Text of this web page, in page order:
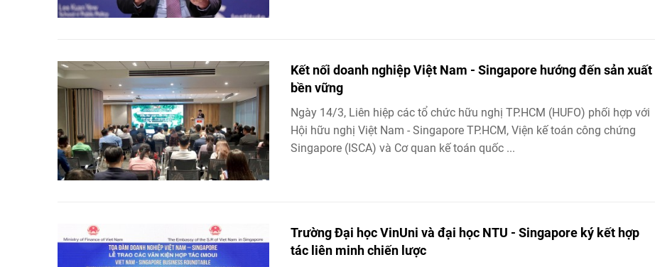
Kết nối doanh nghiệp Việt Nam - Singapore hướng đến sản xuất
bền vững
Ngày 14/3, Liên hiệp các tổ chức hữu nghị TP.HCM (HUFO) phối hợp với
Hội hữu nghị Việt Nam - Singapore TP.HCM, Viện kế toán công chứng
Singapore (ISCA) và Cơ quan kế toán quốc ...
Trường Đại học VinUni và đại học NTU - Singapore ký kết hợp
tác liên minh chiến lược